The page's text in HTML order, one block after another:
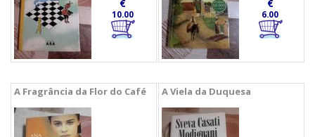
€
10.00
€
6.00
A Fragrância da Flor do Café A Viela da Duquesa